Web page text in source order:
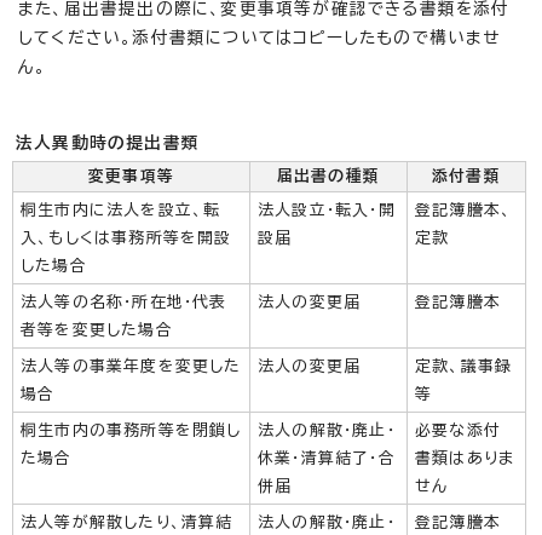
また、届出書提出の際に、変更事項等が確認できる書類を添付
してください。添付書類についてはコピーしたもので構いませ
ん。
法人異動時の提出書類
変更事項等 届出書の種類 添付書類
桐生市内に法人を設立、転
入、もしくは事務所等を開設
した場合
法人設立・転入・開
設届
登記簿謄本、
定款
法人等の名称・所在地・代表
者等を変更した場合
法人の変更届 登記簿謄本
法人等の事業年度を変更した
場合
法人の変更届
定款、議事録
等
桐生市内の事務所等を閉鎖し
た場合
法人の解散・廃止・
休業・清算結了・合
併届
必要な添付
書類はありま
せん
法人等が解散したり、清算結
法人の解散・廃止・
登記簿謄本